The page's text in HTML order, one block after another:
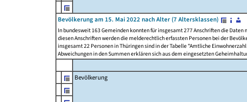
Bevölkerung am 15. Mai 2022 nach Alter (7 Altersklassen)
In bundesweit 163 Gemeinden konnten für insgesamt 277 Anschriften die
diesen Anschriften werden die melderechtlich erfassten Personen bei der
insgesamt 22 Personen in Thüringen sind in der Tabelle "Amtliche
Abweichungen in den Summen erklären sich aus dem eingesetzten
Bevölkerung